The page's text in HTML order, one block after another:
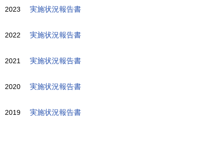
2023 実施状況報告書
2022 実施状況報告書
2021 実施状況報告書
2020 実施状況報告書
2019 実施状況報告書